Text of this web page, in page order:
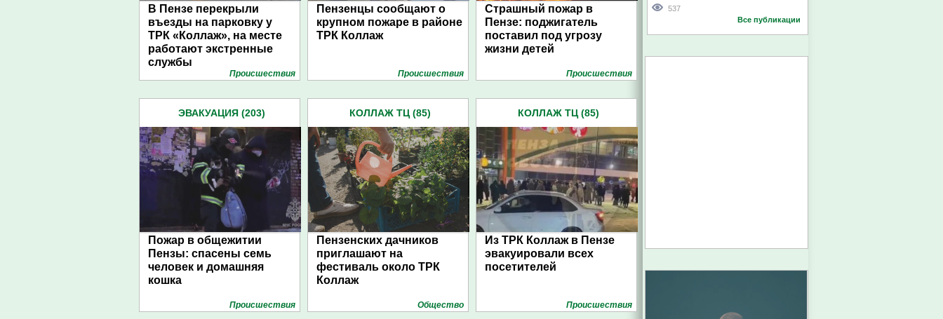
В Пензе перекрыли
въезды на парковку у
ТРК «Коллаж», на месте
работают экстренные
службы
Проиcшествия
Пензенцы сообщают о
крупном пожаре в районе
ТРК Коллаж
Проиcшествия
Страшный пожар в
Пензе: поджигатель
поставил под угрозу
жизни детей
Проиcшествия
ЭВАКУАЦИЯ (203)
Пожар в общежитии
Пензы: спасены семь
человек и домашняя
кошка
Проиcшествия
КОЛЛАЖ ТЦ (85)
Пензенских дачников
приглашают на
фестиваль около ТРК
Коллаж
Общество
КОЛЛАЖ ТЦ (85)
Из ТРК Коллаж в Пензе
эвакуировали всех
посетителей
Проиcшествия
537
Все публикации